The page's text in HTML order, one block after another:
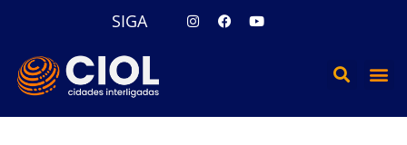
SIGA